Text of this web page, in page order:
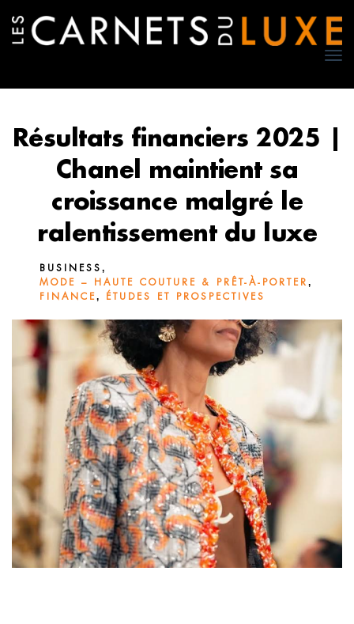
Résultats financiers 2025 |
Chanel maintient sa
croissance malgré le
ralentissement du luxe
BUSINESS ,
MODE – HAUTE COUTURE & PRÊT-À-PORTER ,
FINANCE, ÉTUDES ET PROSPECTIVES